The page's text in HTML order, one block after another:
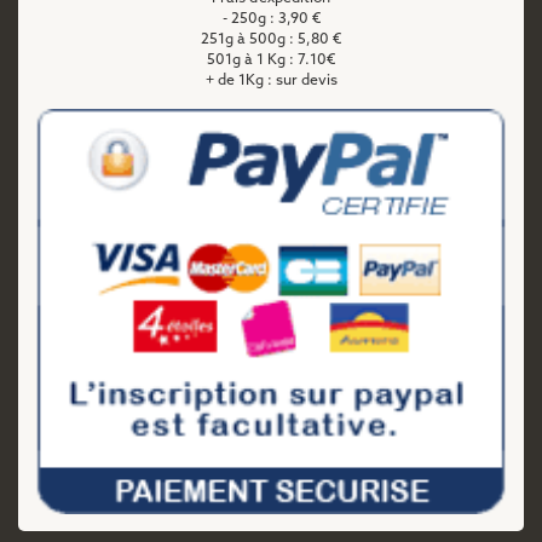
- 250g : 3,90 €
251g à 500g : 5,80 €
501g à 1 Kg : 7.10€
+ de 1Kg : sur devis